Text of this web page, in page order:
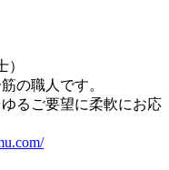
の職人です。
るご要望に柔軟にお応